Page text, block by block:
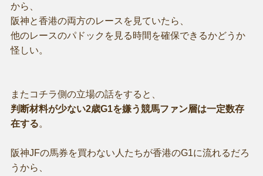
から、
阪神と香港の両方のレースを見ていたら、
他のレースのパドックを見る時間を確保できるかどうか
怪しい。
またコチラ側の立場の話をすると、
判断材料が少ない2歳G1を嫌う競馬ファン層は一定数存
在する。
阪神JFの馬券を買わない人たちが香港のG1に流れるだろ
うから、